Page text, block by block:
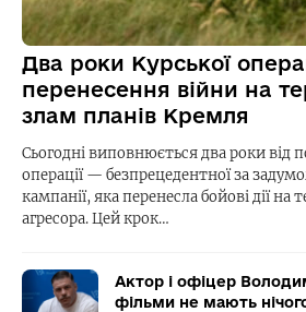
Два роки Курської
перенесення війни на
злам планів Кремля
Сьогодні виповнюється два роки від
операції — безпрецедентної за
кампанії, яка перенесла бойові дії
агресора. Цей крок…
Актор і офіцер
фільми не мають